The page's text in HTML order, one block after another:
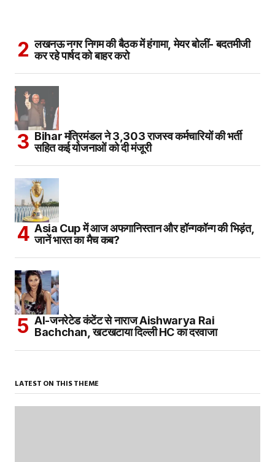
लखनऊ नगर निगम की बैठक में हंगामा, मेयर बोलीं- बदतमीजी
कर रहे पार्षद को बाहर करो
Bihar मंत्रिमंडल ने 3,303 राजस्व कर्मचारियों की भर्ती
सहित कई योजनाओं को दी मंजूरी
Asia Cup में आज अफगानिस्तान और हॉन्गकॉन्ग की भिड़ंत,
जानें भारत का मैच कब?
AI-जनरेटेड कंटेंट से नाराज Aishwarya Rai
Bachchan, खटखटाया दिल्ली HC का दरवाजा
LATEST ON THIS THEME